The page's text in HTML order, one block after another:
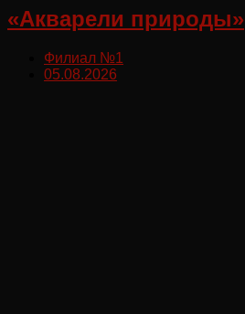
«Акварели природы»
Филиал №1
05.08.2026